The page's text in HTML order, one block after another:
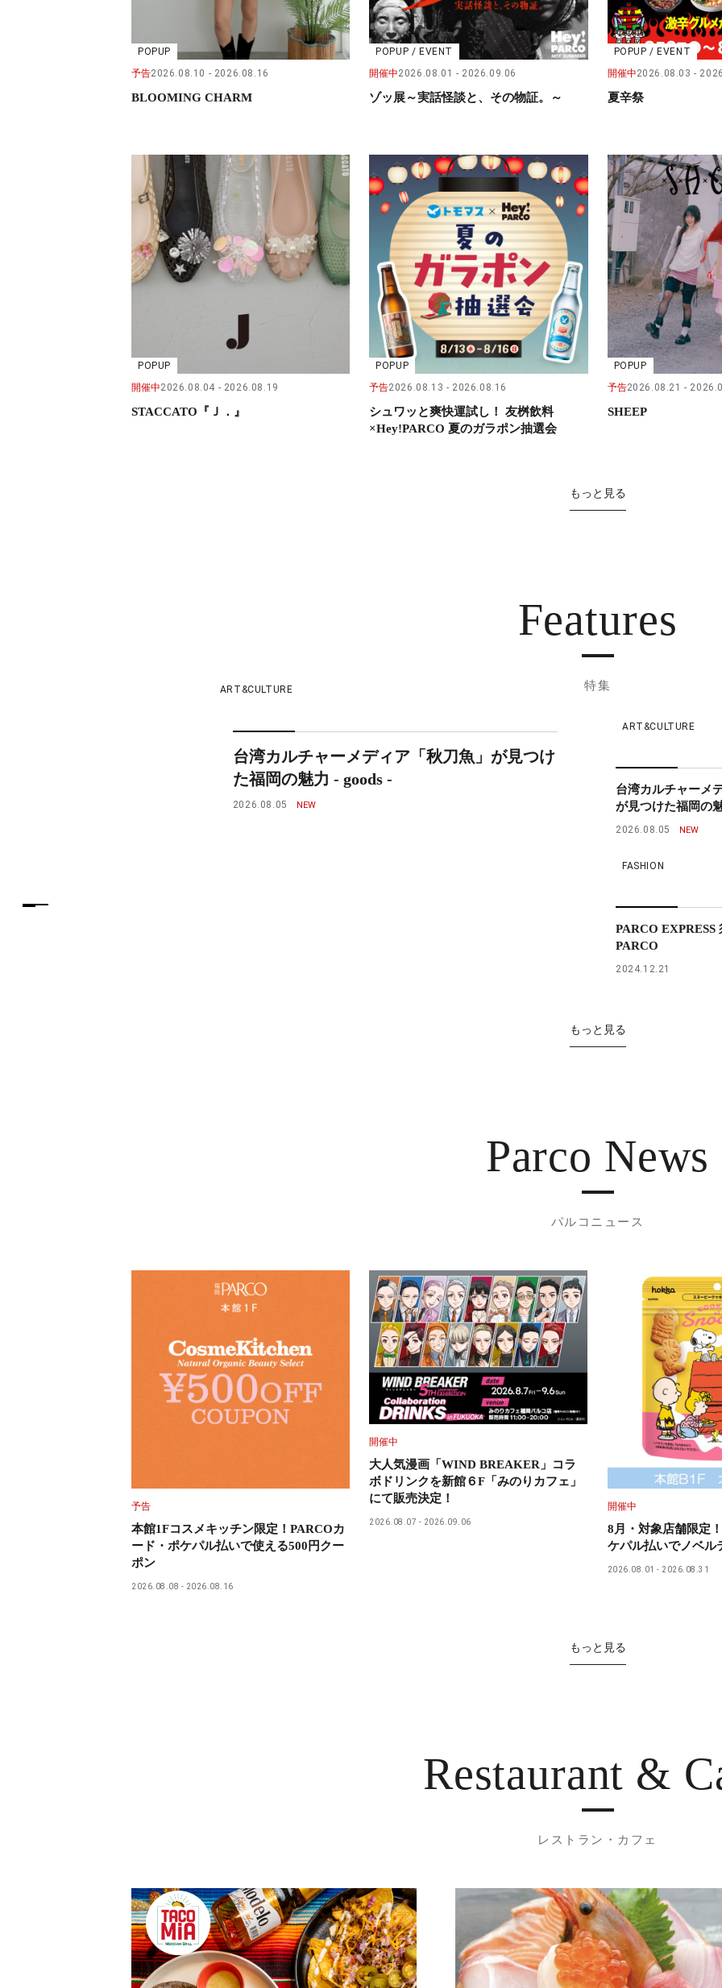
POPUP
予告2026.08.10 2026.08.16
BLOOMING CHARM
POPUP / EVENT
開催中2026.08.01 2026.09.06
ゾッ展～実話怪談と、その物証。～
POPUP / EVENT
開催中2026.08.03
夏辛祭
POPUP
開催中2026.08.04 2026.08.19
STACCATO『Ｊ．』
POPUP
予告2026.08.13 2026.08.16
シュワッと爽快運試し！ 友桝飲料
×Hey!PARCO 夏のガラポン抽選会
POPUP
予告2026.08.21
SHEEP
もっと見る
Features
特集
ART&CULTURE
台湾カルチャーメディア「秋刀魚」が見つけ
た福岡の魅力 - goods -
2026.08.05
ART&CULTURE
台湾カルチャーメ
が見つけた福岡の
2026.08.05
FASHION
PARCO EXPRESS
PARCO
2024.12.21
もっと見る
Parco News
パルコニュース
予告
本館1Fコスメキッチン限定！PARCOカ
ード・ポケパル払いで使える500円クー
ポン
2026.08.08 2026.08.16
開催中
大人気漫画「WIND BREAKER」コラ
ボドリンクを新館６F「みのりカフェ」
にて販売決定！
2026.08.07 2026.09.06
開催中
8月・対象店舗限定
ケパル払いでノベル
2026.08.01 2026.08.31
もっと見る
Restaurant &
レストラン・カフェ